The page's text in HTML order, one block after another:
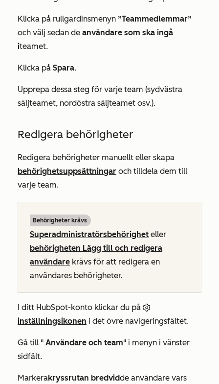
Klicka på rullgardinsmenyn ”Teammedlemmar”
och välj sedan de användare som ska ingå
iteamet.
Klicka på Spara.
Upprepa dessa steg för varje team (sydvästra
säljteamet, nordöstra säljteamet osv.).
Redigera behörigheter
Redigera behörigheter manuellt eller skapa
behörighetsuppsättningar och tilldela dem till
varje team.
Behörigheter krävs
Superadministratörsbehörighet eller
behörigheten Lägg till och redigera
användare krävs för att redigera en
användares behörigheter.
I ditt HubSpot-konto klickar du på
inställningsikonen i det övre navigeringsfältet.
Gå till " Användare och team" i menyn i vänster
sidfält.
Markerakryssrutan bredvidde användare vars